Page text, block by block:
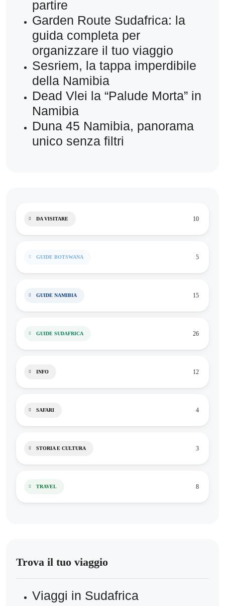
partire
Garden Route Sudafrica: la
guida completa per
organizzare il tuo viaggio
Sesriem, la tappa imperdibile
della Namibia
Dead Vlei la “Palude Morta” in
Namibia
Duna 45 Namibia, panorama
unico senza filtri
DA VISITARE 10
GUIDE BOTSWANA 5
GUIDE NAMIBIA 15
GUIDE SUDAFRICA 26
INFO 12
SAFARI 4
STORIA E CULTURA 3
TRAVEL 8
Trova il tuo viaggio
Viaggi in Sudafrica